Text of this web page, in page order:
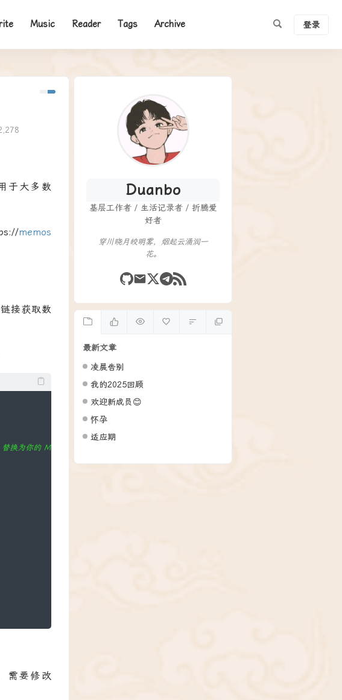
Music Reader Tags Archive 登录
于大多数
memos
接获取数
换为你的 Memos RSS 网址
需要修改
Duanbo
基层工作者 / 生活记录者 / 折腾爱
好者
穿川晓月皎明雾，烟起云涌润一
花。
最新文章
凌晨告别
我的2025回顾
欢迎新成员😊
怀孕
适应期